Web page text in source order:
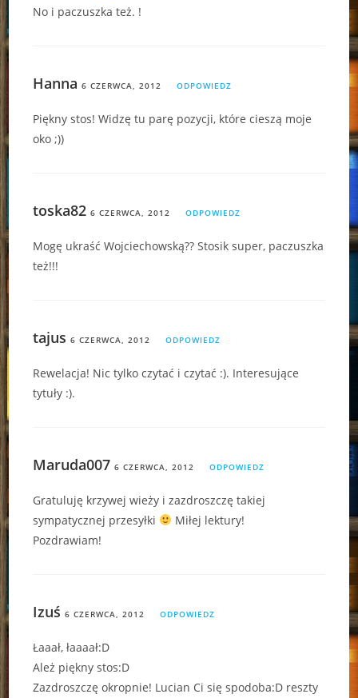
No i paczuszka też. !
Hanna 6 CZERWCA, 2012 ODPOWIEDZ
Piękny stos! Widzę tu parę pozycji, które cieszą moje
oko ;))
toska82 6 CZERWCA, 2012 ODPOWIEDZ
Mogę ukraść Wojciechowską?? Stosik super, paczuszka
też!!!
tajus 6 CZERWCA, 2012 ODPOWIEDZ
Rewelacja! Nic tylko czytać i czytać :). Interesujące
tytuły :).
Maruda007 6 CZERWCA, 2012 ODPOWIEDZ
Gratuluję krzywej wieży i zazdroszczę takiej
sympatycznej przesyłki
Miłej lektury!
Pozdrawiam!
Izuś 6 CZERWCA, 2012 ODPOWIEDZ
Łaaał, łaaaał:D
Ależ piękny stos:D
Zazdroszczę okropnie! Lucian Ci się spodoba:D reszty